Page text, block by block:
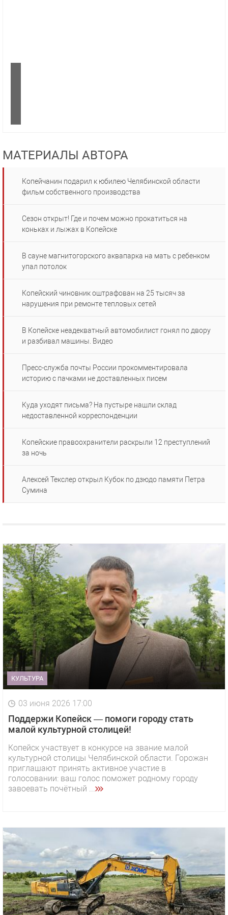
МАТЕРИАЛЫ АВТОРА
Копейчанин подарил к юбилею Челябинской области
фильм собственного производства
Сезон открыт! Где и почем можно прокатиться на
коньках и лыжах в Копейске
В сауне магнитогорского аквапарка на мать с ребенком
упал потолок
Копейский чиновник оштрафован на 25 тысяч за
нарушения при ремонте тепловых сетей
В Копейске неадекватный автомобилист гонял по двору
и разбивал машины. Видео
Пресс-служба почты России прокомментировала
историю с пачками не доставленных писем
Куда уходят письма? На пустыре нашли склад
недоставленной корреспонденции
Копейские правоохранители раскрыли 12 преступлений
за ночь
Алексей Текслер открыл Кубок по дзюдо памяти Петра
Сумина
КУЛЬТУРА
03 июня 2026 17:00
Поддержи Копейск — помоги городу стать
малой культурной столицей!
Копейск участвует в конкурсе на звание малой
культурной столицы Челябинской области. Горожан
приглашают принять активное участие в
голосовании: ваш голос поможет родному городу
завоевать почётный ...